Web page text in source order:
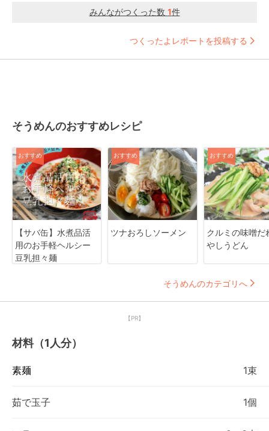
みんながつくった数 1件
つくったよレポートを投稿する
そうめんのおすすめレシピ
おすすめ
【サバ缶】水煮品活
用のお手軽ヘルシー
豆乳担々麺
おすすめ
ツナおろしソーメン
おすすめ
クルミの味噌だ
やしうどん
そうめんのカテゴリへ
【PR】
材料（1人分）
素麺 1束
茹で玉子 1個